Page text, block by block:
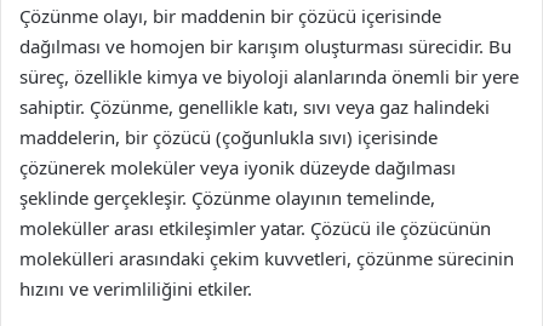
Çözünme olayı, bir maddenin bir çözücü içerisinde
dağılması ve homojen bir karışım oluşturması sürecidir. Bu
süreç, özellikle kimya ve biyoloji alanlarında önemli bir yere
sahiptir. Çözünme, genellikle katı, sıvı veya gaz halindeki
maddelerin, bir çözücü (çoğunlukla sıvı) içerisinde
çözünerek moleküler veya iyonik düzeyde dağılması
şeklinde gerçekleşir. Çözünme olayının temelinde,
moleküller arası etkileşimler yatar. Çözücü ile çözücünün
molekülleri arasındaki çekim kuvvetleri, çözünme sürecinin
hızını ve verimliliğini etkiler.